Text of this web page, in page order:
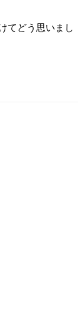
てどう思いまし